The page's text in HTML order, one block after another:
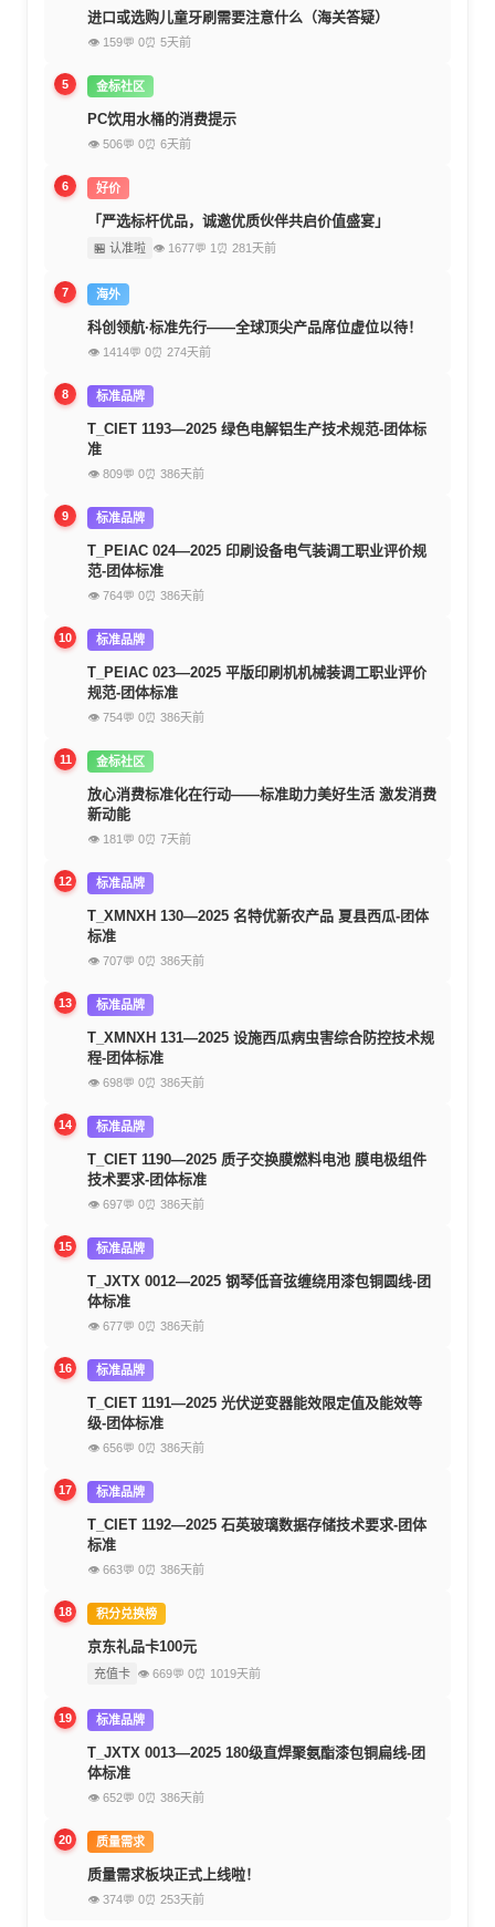
进口或选购儿童牙刷需要注意什么（海关答疑）
👁 159💬 0⏰ 5天前
5 金标社区
PC饮用水桶的消费提示
👁 506💬 0⏰ 6天前
6 好价
「严选标杆优品，诚邀优质伙伴共启价值盛宴」
🏪 认准啦 👁 1677💬 1 ⏰ 281天前
7 海外
科创领航·标准先行——全球顶尖产品席位虚位以待！
👁 1414💬 0⏰ 274天前
8 标准品牌
T_CIET 1193—2025 绿色电解铝生产技术规范-团体标
准
👁 809💬 0⏰ 386天前
9 标准品牌
T_PEIAC 024—2025 印刷设备电气装调工职业评价规
范-团体标准
👁 764💬 0⏰ 386天前
10 标准品牌
T_PEIAC 023—2025 平版印刷机机械装调工职业评价
规范-团体标准
👁 754💬 0⏰ 386天前
11 金标社区
放心消费标准化在行动——标准助力美好生活 激发消费
新动能
👁 181 💬 0⏰ 7天前
12 标准品牌
T_XMNXH 130—2025 名特优新农产品 夏县西瓜-团体
标准
👁 707💬 0⏰ 386天前
13 标准品牌
T_XMNXH 131—2025 设施西瓜病虫害综合防控技术规
程-团体标准
👁 698💬 0⏰ 386天前
14 标准品牌
T_CIET 1190—2025 质子交换膜燃料电池 膜电极组件
技术要求-团体标准
👁 697💬 0⏰ 386天前
15 标准品牌
T_JXTX 0012—2025 钢琴低音弦缠绕用漆包铜圆线-团
体标准
👁 677💬 0⏰ 386天前
16 标准品牌
T_CIET 1191—2025 光伏逆变器能效限定值及能效等
级-团体标准
👁 656💬 0⏰ 386天前
17 标准品牌
T_CIET 1192—2025 石英玻璃数据存储技术要求-团体
标准
👁 663💬 0⏰ 386天前
18 积分兑换榜
京东礼品卡100元
充值卡 👁 669💬 0⏰ 1019天前
19 标准品牌
T_JXTX 0013—2025 180级直焊聚氨酯漆包铜扁线-团
体标准
👁 652💬 0⏰ 386天前
20 质量需求
质量需求板块正式上线啦！
👁 374💬 0⏰ 253天前